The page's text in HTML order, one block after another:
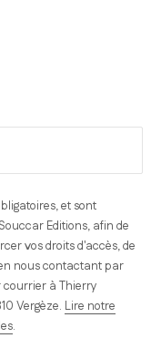
et sont
Editions, afin de
vos droits d'accès, de
nous contactant par
courrier à Thierry
Vergèze. Lire notre
.